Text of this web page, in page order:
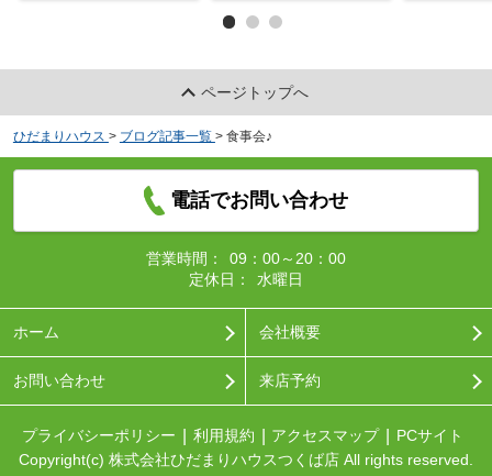
ページトップへ
ひだまりハウス > ブログ記事一覧 > 食事会♪
電話でお問い合わせ
営業時間：
09：00～20：00
定休日：
水曜日
ホーム 会社概要
お問い合わせ 来店予約
プライバシーポリシー 利用規約 アクセスマップ
PCサイト
Copyright(c) 株式会社ひだまりハウスつくば店 All rights reserved.